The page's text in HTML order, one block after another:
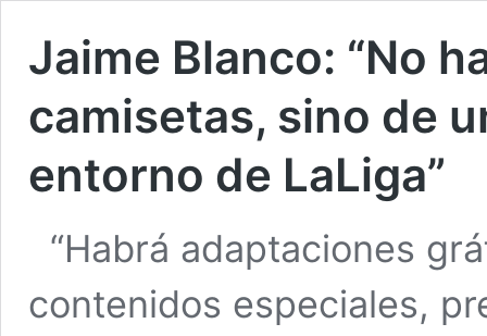
Jaime Blanco: “No
camisetas, sino de
entorno de LaLiga”
“Habrá adaptaciones
contenidos especiales,